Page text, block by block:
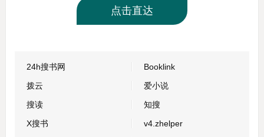
点击直达
24h搜书网
Booklink
拨云
爱小说
搜读
知搜
X搜书
v4.zhelper